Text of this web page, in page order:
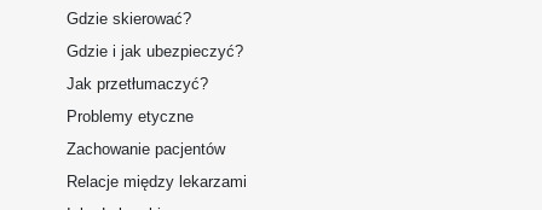
Gdzie skierować?
Gdzie i jak ubezpieczyć?
Jak przetłumaczyć?
Problemy etyczne
Zachowanie pacjentów
Relacje między lekarzami